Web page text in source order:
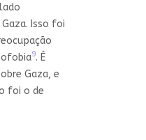
Isso foi
9. É
Gaza, e
foi o de